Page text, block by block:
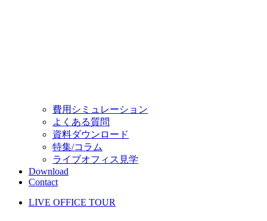
費用シミュレーション
よくある質問
資料ダウンロード
特集/コラム
ライブオフィス見学
Download
Contact
LIVE OFFICE TOUR